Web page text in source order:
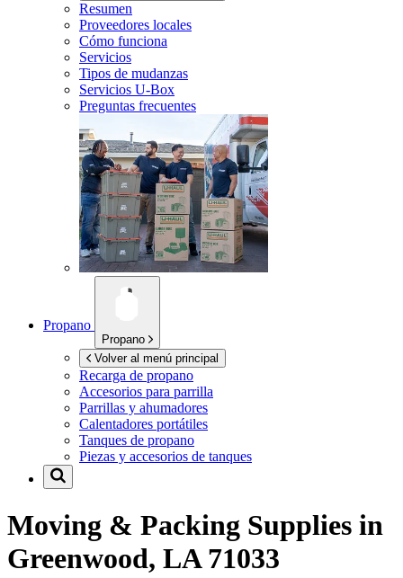
Resumen
Proveedores locales
Cómo funciona
Servicios
Tipos de mudanzas
Servicios U-Box
Preguntas frecuentes
Propano
Propano
Volver al menú principal
Recarga de propano
Accesorios para parrilla
Parrillas y ahumadores
Calentadores portátiles
Tanques de propano
Piezas y accesorios de tanques
Moving & Packing Supplies in
Greenwood, LA 71033